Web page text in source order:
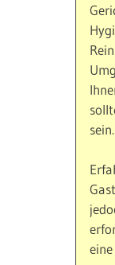
sein.